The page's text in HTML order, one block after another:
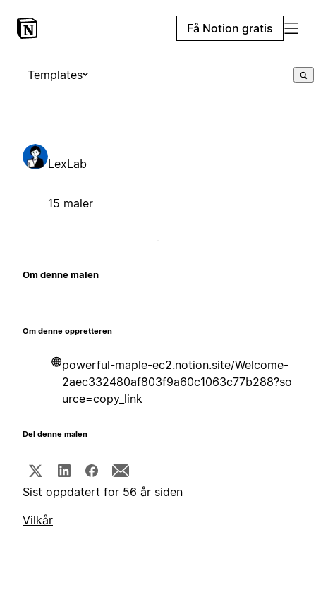
Få Notion gratis
Templates
LexLab
15 maler
Om denne malen
Om denne oppretteren
powerful-maple-ec2.notion.site/Welcome-
2aec332480af803f9a60c1063c77b288?so
urce=copy_link
Del denne malen
Sist oppdatert for 56 år siden
Vilkår